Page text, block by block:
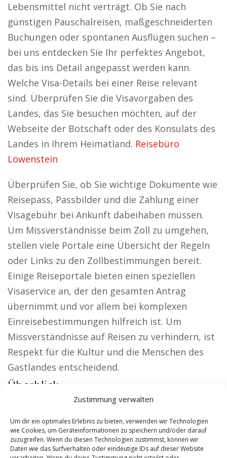
Zustimmung verwalten
Um dir ein optimales Erlebnis zu bieten, verwenden wir Technologien
wie Cookies, um Geräteinformationen zu speichern und/oder darauf
zuzugreifen. Wenn du diesen Technologien zustimmst, können wir
Daten wie das Surfverhalten oder eindeutige IDs auf dieser Website
Lebensmittel nicht verträgt. Ob Sie nach
günstigen Pauschalreisen, maßgeschneiderten
Buchungen oder spontanen Ausflügen suchen –
bei uns entdecken Sie Ihr perfektes Angebot,
das bis ins Detail angepasst werden kann.
Welche Visa-Details bei einer Reise relevant
sind. Überprüfen Sie die Visavorgaben des
Landes, das Sie besuchen möchten, auf der
Webseite der Botschaft oder des Konsulats des
Landes in Ihrem Heimatland. Reisebüro
Löwenstein
Überprüfen Sie, ob Sie wichtige Dokumente wie
Reisepass, Passbilder und die Zahlung einer
Visagebühr bei Ankunft dabeihaben müssen.
Um Missverständnisse beim Zoll zu umgehen,
stellen viele Portale eine Übersicht der Regeln
oder Links zu den Zollbestimmungen bereit.
Einige Reiseportale bieten einen speziellen
Visaservice an, der den gesamten Antrag
übernimmt und vor allem bei komplexen
Einreisebestimmungen hilfreich ist. Um
Missverständnisse auf Reisen zu verhindern, ist
Respekt für die Kultur und die Menschen des
Gastlandes entscheidend.
Überblick:
Regionale Hinweise:Versicherung Jena
Wohnung mieten Jena |Kirche Jena|Reisebüro
Jena|Versicherung Jena|Hauskauf Jena